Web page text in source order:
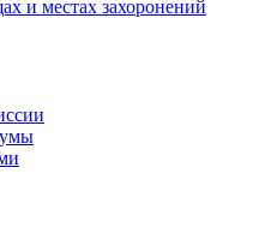
и местах захоронений